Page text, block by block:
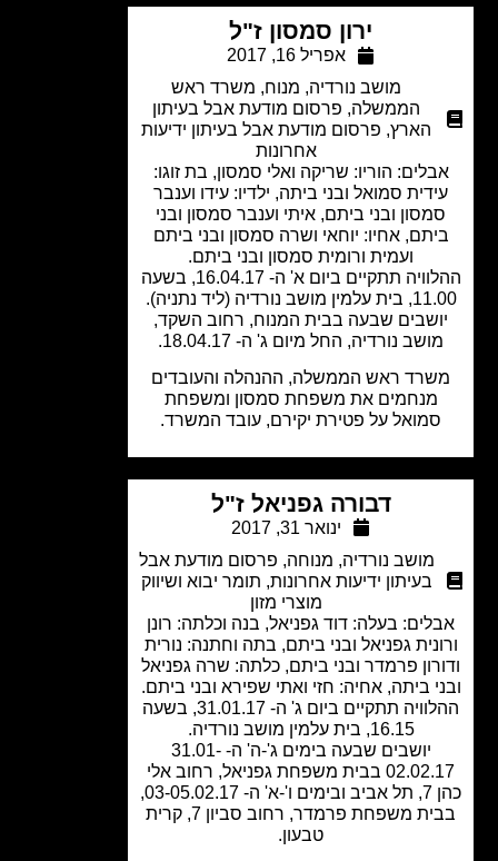
ירון סמסון ז"ל
אפריל 16, 2017
מושב נורדיה, מנוח,משרד ראש
הממשלה,פרסום מודעת אבל בעיתון
הארץ,
פרסום מודעת אבל בעיתון ידיעות
אחרונות
הוריו: שריקה ואלי סמסון, בת זוגו:
סמואל ובני ביתה, ילדיו: עידו וענבר
ובני ביתם, איתי וענבר סמסון ובני
אחיו: יוחאי ושרה סמסון ובני ביתם
ועמית ורומית סמסון ובני ביתם.
ההלוויה תתקיים ביום א' ה- 16.04.17, בשעה
שבעה בבית המנוח, רחוב השקד,
נורדיה, החל מיום ג' ה- 18.04.17.
ראש הממשלה, ההנהלה והעובדים
מנחמים את משפחת סמסון ומשפחת
על פטירת יקירם, עובד המשרד.
דבורה גפניאל ז"ל
ינואר 31, 2017
מושב נורדיה, מנוחה, פרסום מודעת אבל
בעיתון ידיעות אחרונות,תומר יבוא ושיווק
מוצרי מזון
בעלה: דוד גפניאל, בנה וכלתה: רונן
גפניאל ובני ביתם, בתה וחתנה: נורית
פרמדר ובני ביתם, כלתה: שרה גפניאל
ביתה, אחיה: חזי ואתי שפירא ובני ביתם.
ההלוויה תתקיים ביום ג' ה- 31.01.17, בשעה
יושבים שבעה בימים ג'-ה' ה- 31.01-
02.02.17 בבית משפחת גפניאל, רחוב אלי
כהן 7, תל אביב ובימים ו'-א' ה- 03-05.02.17,
בבית משפחת פרמדר, רחוב סביון 7, קרית